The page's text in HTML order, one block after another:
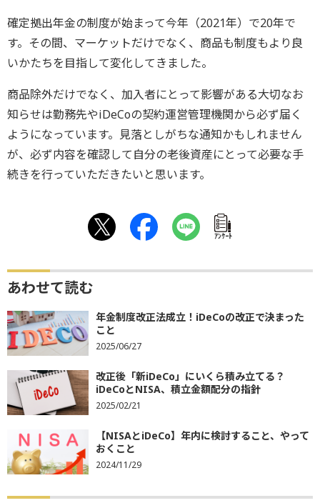
確定拠出年金の制度が始まって今年（2021年）で20年で
す。その間、マーケットだけでなく、商品も制度もより良
いかたちを目指して変化してきました。
商品除外だけでなく、加入者にとって影響がある大切なお
知らせは勤務先やiDeCoの契約運営管理機関から必ず届く
ようになっています。見落としがちな通知かもしれません
が、必ず内容を確認して自分の老後資産にとって必要な手
続きを行っていただきたいと思います。
ｱﾝｹｰﾄ
あわせて読む
年金制度改正法成立！iDeCoの改正で決まった
こと
2025/06/27
改正後「新iDeCo」にいくら積み立てる？
iDeCoとNISA、積立金額配分の指針
2025/02/21
【NISAとiDeCo】年内に検討すること、やって
おくこと
2024/11/29